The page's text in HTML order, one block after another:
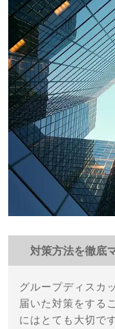
対策方法を徹底
グループディスカ
届いた対策をする
にはとても大切で